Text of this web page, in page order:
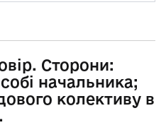
Сторони:
начальника;
колективу в